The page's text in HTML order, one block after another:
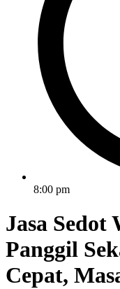
8:00 pm
Jasa Sedot
Panggil
Cepat,